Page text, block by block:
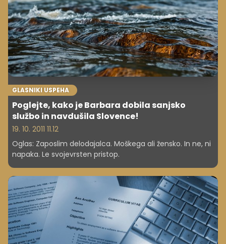
GLASNIKI USPEHA
Poglejte, kako je Barbara dobila sanjsko
službo in navdušila Slovence!
19. 10. 2011 11.12
Oglas: Zaposlim delodajalca. Moškega ali žensko. In ne, ni
napaka. Le svojevrsten pristop.